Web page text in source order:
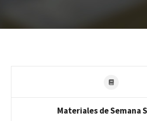
Materiales de Semana